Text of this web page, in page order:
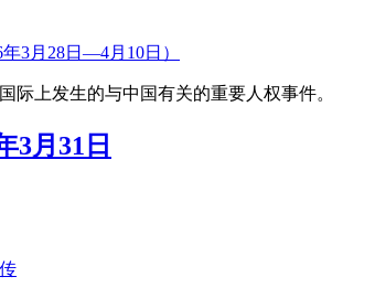
3月28日—4月10日）
际上发生的与中国有关的重要人权事件。
3月31日